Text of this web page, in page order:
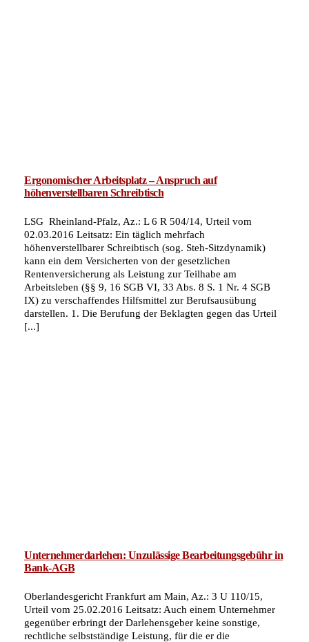
Ergonomischer Arbeitsplatz – Anspruch auf
höhenverstellbaren Schreibtisch
02.03.2016 Leitsatz: Ein täglich mehrfach
höhenverstellbarer Schreibtisch (sog. Steh-Sitzdynamik)
kann ein dem Versicherten von der gesetzlichen
Rentenversicherung als Leistung zur Teilhabe am
Arbeitsleben (§§ 9, 16 SGB VI, 33 Abs. 8 S. 1 Nr. 4 SGB
IX) zu verschaffendes Hilfsmittel zur Berufsausübung
darstellen. 1. Die Berufung der Beklagten gegen das Urteil
[...]
Unternehmerdarlehen: Unzulässige Bearbeitungsgebühr in
Bank-AGB
Urteil vom 25.02.2016 Leitsatz: Auch einem Unternehmer
gegenüber erbringt der Darlehensgeber keine sonstige,
rechtliche selbstständige Leistung, für die er die